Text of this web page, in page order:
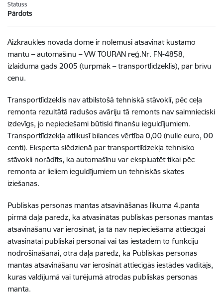
Statuss
Pārdots
Aizkraukles novada dome ir nolēmusi atsavināt kustamo
mantu – automašīnu – VW TOURAN reģ.Nr. FN-4858,
izlaiduma gads 2005 (turpmāk – transportlīdzeklis), par brīvu
cenu.
Transportlīdzeklis nav atbilstošā tehniskā stāvoklī, pēc ceļa
remonta rezultātā radušos avāriju tā remonts nav saimnieciski
izdevīgs, jo nepieciešami būtiski finanšu ieguldījumiem.
Transportlīdzekļa atlikusī bilances vērtība 0,00 (nulle euro, 00
centi). Eksperta slēdzienā par transportlīdzekļa tehnisko
stāvokli norādīts, ka automašīnu var ekspluatēt tikai pēc
remonta ar lieliem ieguldījumiem un tehniskās skates
iziešanas.
Publiskas personas mantas atsavināšanas likuma 4.panta
pirmā daļa paredz, ka atvasinātas publiskas personas mantas
atsavināšanu var ierosināt, ja tā nav nepieciešama attiecīgai
atvasinātai publiskai personai vai tās iestādēm to funkciju
nodrošināšanai, otrā daļa paredz, ka Publiskas personas
mantas atsavināšanu var ierosināt attiecīgās iestādes vadītājs,
kuras valdījumā vai turējumā atrodas publiskas personas
manta.